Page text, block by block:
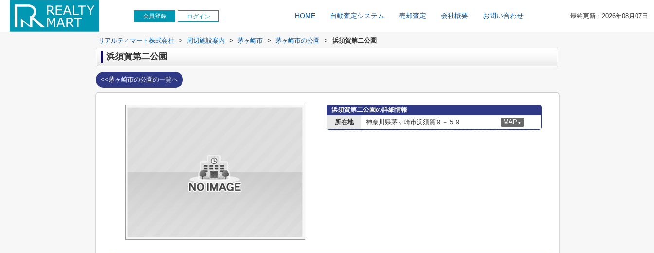
会員登録 ログイン HOME 自動査定システム 売却査定 会社概要 お問い合わせ 最終更新：2026年08月07日
リアルティマート株式会社 > 周辺施設案内 > 茅ヶ崎市 > 茅ヶ崎市の公園 > 浜須賀第二公園
浜須賀第二公園
<<茅ヶ崎市の公園の一覧へ
浜須賀第二公園の詳細情報
所在地
神奈川県茅ヶ崎市浜須賀９－５９ MAP ▼